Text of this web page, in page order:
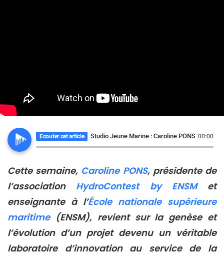
Ecouter cet article Studio Jeune Marine : Caroline PONS,00:00
Cette semaine, Caroline PONS, présidente de
l’association HydroContest by ENSMet
enseignante à l’École nationale supérieure
maritime(ENSM), revient sur la genèse et
l’évolution d’un projet devenu un véritable
laboratoire d’innovation au service de la